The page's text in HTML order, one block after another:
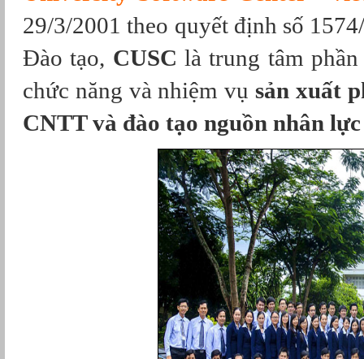
29/3/2001 theo quyết định số
Đào tạo, CUSClà trung tâm
chức năng và nhiệm vụ sản xuất
CNTT và đào tạo nguồn nhân